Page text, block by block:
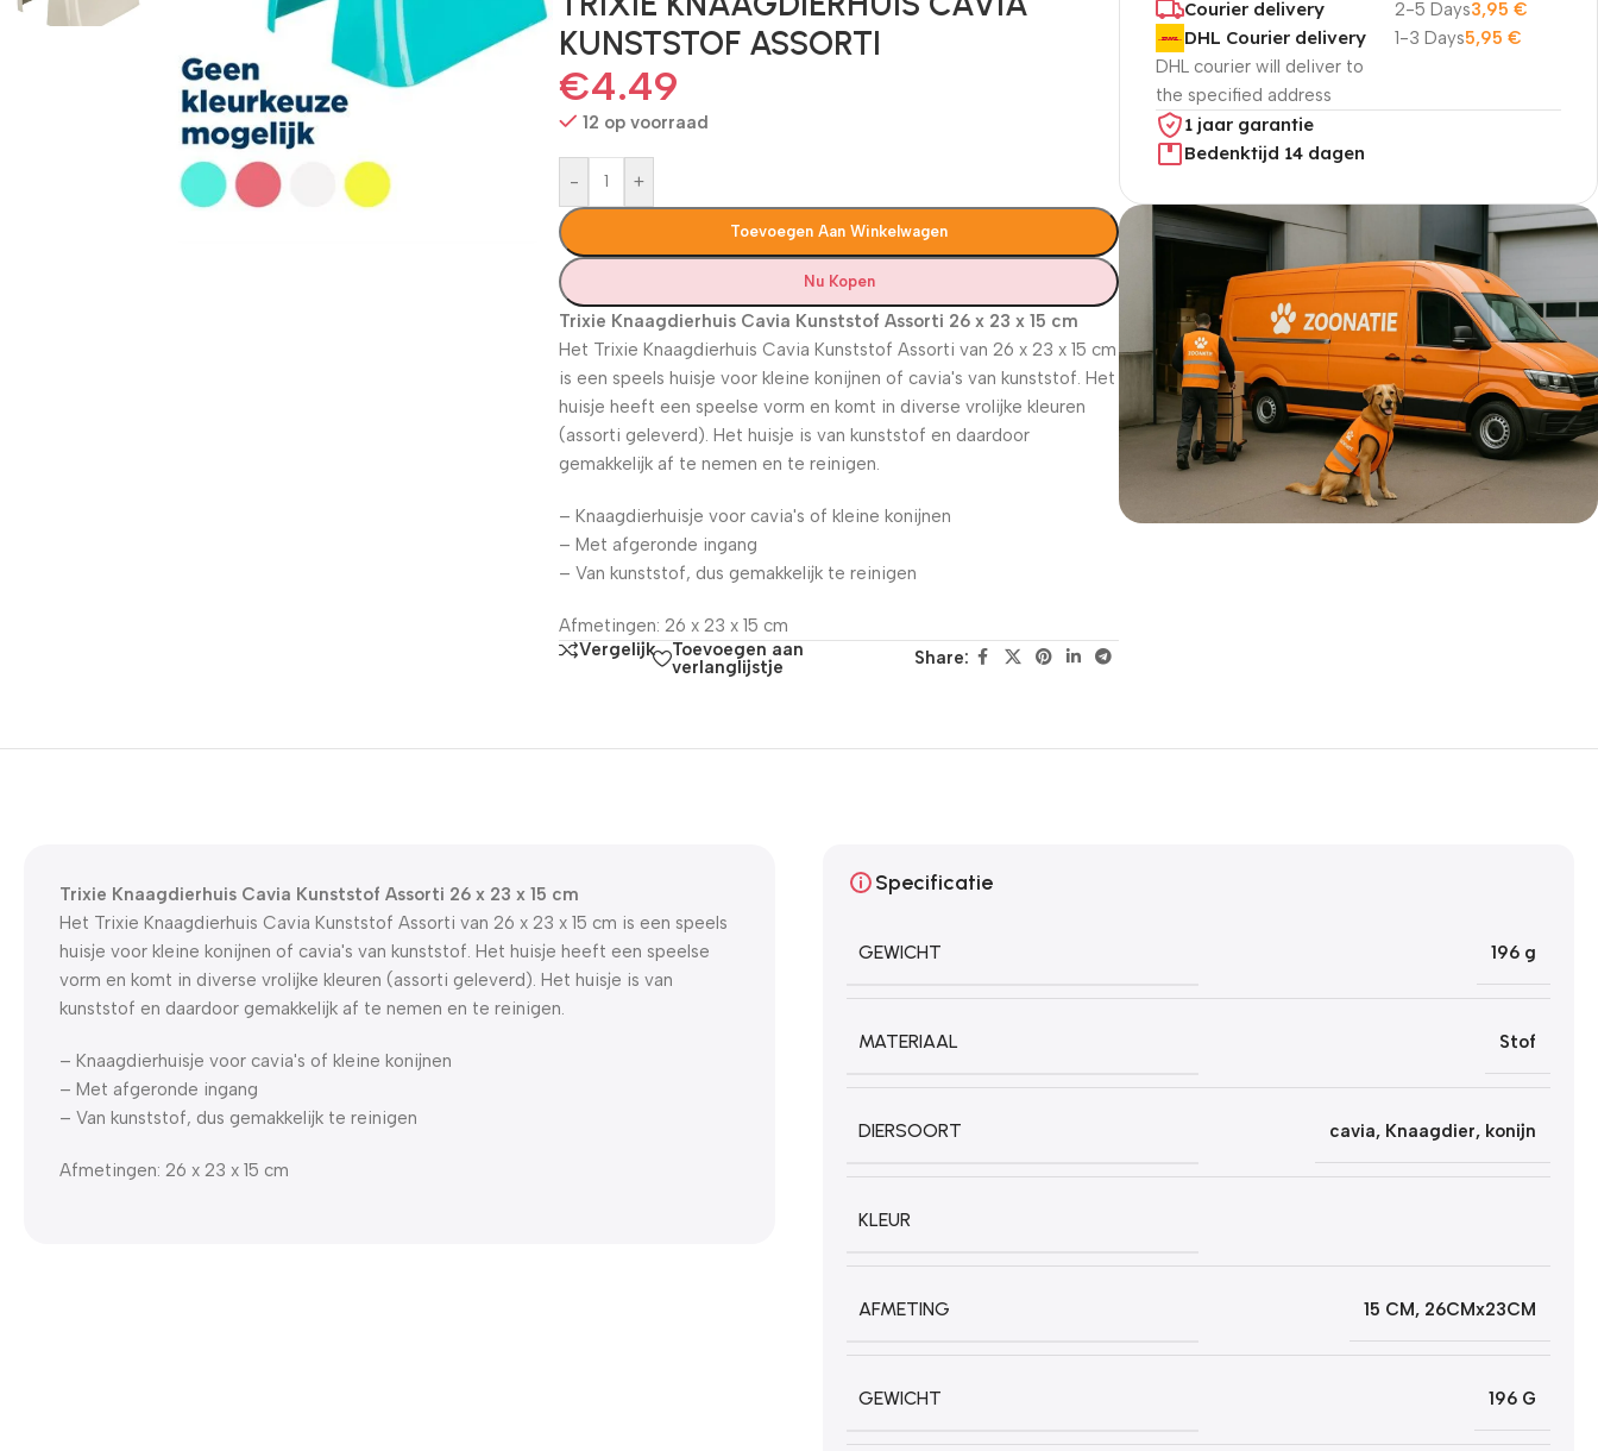
KUNSTSTOF ASSORTI
€4.49
12 op voorraad
- +
Toevoegen Aan Winkelwagen
Nu Kopen
Trixie Knaagdierhuis Cavia Kunststof Assorti 26 x 23 x 15 cm
Het Trixie Knaagdierhuis Cavia Kunststof Assorti van 26 x 23 x 15 cm
is een speels huisje voor kleine konijnen of cavia's van kunststof. Het
huisje heeft een speelse vorm en komt in diverse vrolijke kleuren
(assorti geleverd). Het huisje is van kunststof en daardoor
gemakkelijk af te nemen en te reinigen.
– Knaagdierhuisje voor cavia's of kleine konijnen
– Met afgeronde ingang
– Van kunststof, dus gemakkelijk te reinigen
Afmetingen: 26 x 23 x 15 cm
Vergelijk
Toevoegen aan
verlanglijstje
Share:
Courier delivery
2-5 Days3,95€
DHL Courier delivery
DHL courier will deliver to
the specified address
1-3 Days5,95€
1 jaar garantie
Bedenktijd 14 dagen
Trixie Knaagdierhuis Cavia Kunststof Assorti 26 x 23 x 15 cm
Het Trixie Knaagdierhuis Cavia Kunststof Assorti van 26 x 23 x 15 cm is een speels
huisje voor kleine konijnen of cavia's van kunststof. Het huisje heeft een speelse
vorm en komt in diverse vrolijke kleuren (assorti geleverd). Het huisje is van
kunststof en daardoor gemakkelijk af te nemen en te reinigen.
– Knaagdierhuisje voor cavia's of kleine konijnen
– Met afgeronde ingang
– Van kunststof, dus gemakkelijk te reinigen
Afmetingen: 26 x 23 x 15 cm
Specificatie
GEWICHT 196 g
MATERIAAL Stof
DIERSOORT cavia, Knaagdier, konijn
KLEUR
AFMETING 15 CM, 26CMx23CM
GEWICHT 196 G